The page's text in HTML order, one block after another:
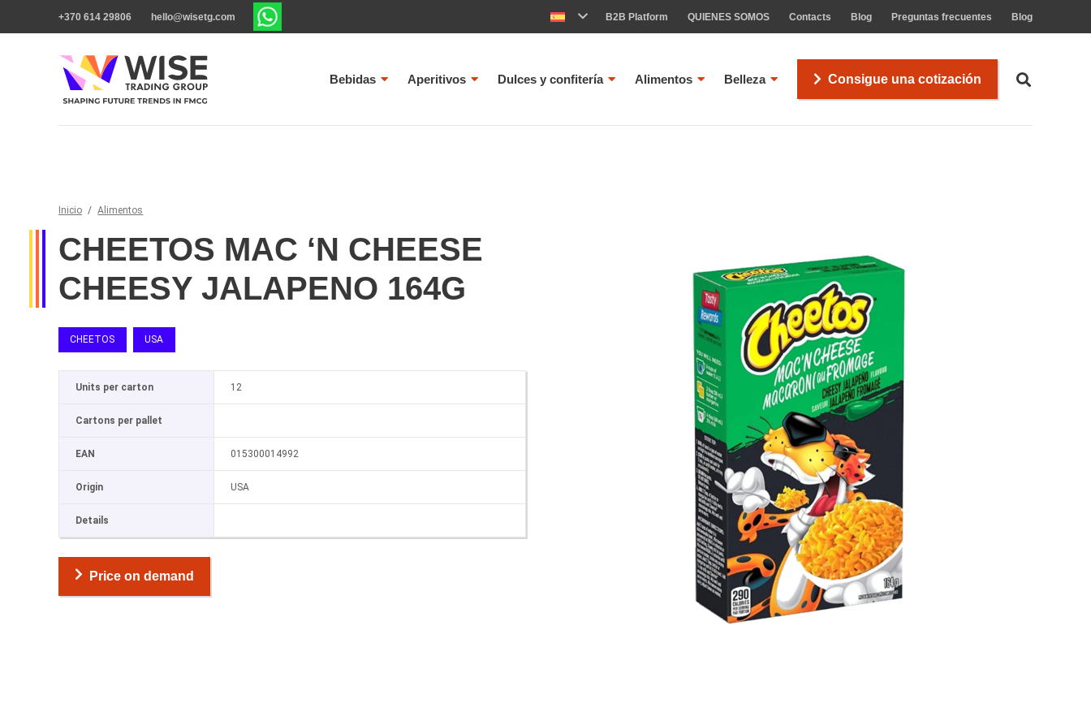
+370 614 29806 hello@wisetg.com B2B Platform QUIENES SOMOS Contacts Blog Preguntas frecuentes Blog
Bebidas Aperitivos Dulces y confitería Alimentos Belleza Consigue una cotización
Inicio / Alimentos
CHEETOS MAC ‘N CHEESE
CHEESY JALAPENO 164G
CHEETOS USA
Units per carton 12
Cartons per pallet
EAN 015300014992
Origin USA
Details
Price on demand